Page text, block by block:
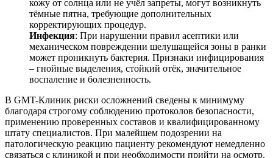
кожу от солнца или не учёл запреты, могут возникнуть
тёмные пятна, требующие дополнительных
корректирующих процедур.
Инфекция: При нарушении правил асептики или
механическом повреждении шелушащейся зоны в ранки
может проникнуть бактерия. Признаки инфицирования
– гнойные выделения, стойкий отёк, значительное
воспаление и болезненность.
В GMT-Клиник риски осложнений сведены к минимуму
благодаря строгому соблюдению протоколов безопасности,
применению проверенных составов и квалифицированному
штату специалистов. При малейшем подозрении на
патологическую реакцию пациенту рекомендуют немедленно
связаться с клиникой и при необходимости прийти на осмотр.